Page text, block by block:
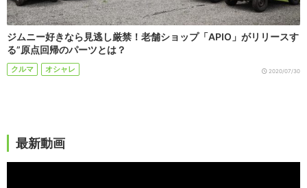
ジムニー好きなら見逃し厳禁！老舗ショップ「APIO」がリリースす
る”原点回帰のパーツとは？
クルマ オシャレ 2020/07/30
最新動画